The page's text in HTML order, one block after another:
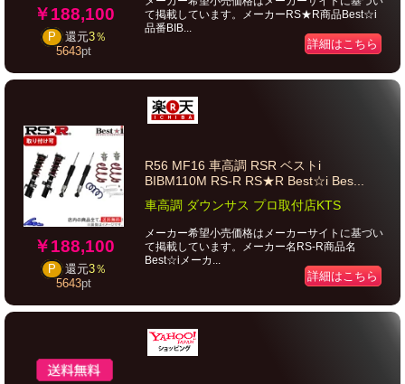
￥188,100
P 還元3％
5643pt
て掲載しています。メーカーRS★R商品Best☆i
品番BIB...
詳細はこちら
￥188,100
P 還元3％
5643pt
R56 MF16 車高調 RSR ベストi
BIBM110M RS-R RS★R Best☆i Bes...
車高調 ダウンサス プロ取付店KTS
メーカー希望小売価格はメーカーサイトに基づい
て掲載しています。メーカー名RS-R商品名
Best☆iメーカ...
詳細はこちら